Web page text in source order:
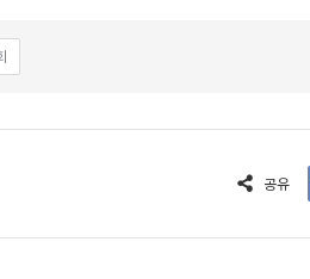
공유